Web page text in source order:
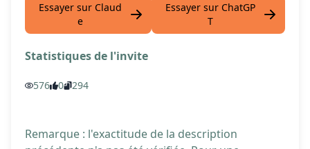
Essayer sur Claud
e
Essayer sur ChatGP
T
Statistiques de l'invite
576 0 294
Remarque : l'exactitude de la description